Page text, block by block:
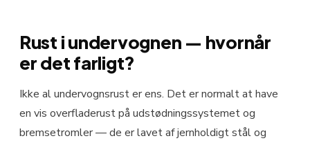
Rust i undervognen — hvornår
er det farligt?
Ikke al undervognsrust er ens. Det er normalt at have
en vis overfladerust på udstødningssystemet og
bremsetromler — de er lavet af jernholdigt stål og